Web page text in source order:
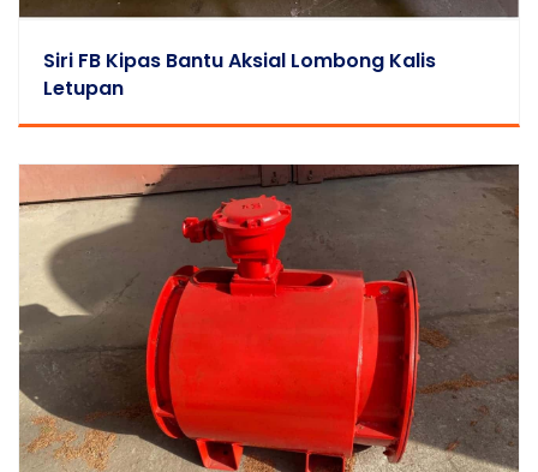
Siri FB Kipas Bantu Aksial Lombong Kalis
Letupan